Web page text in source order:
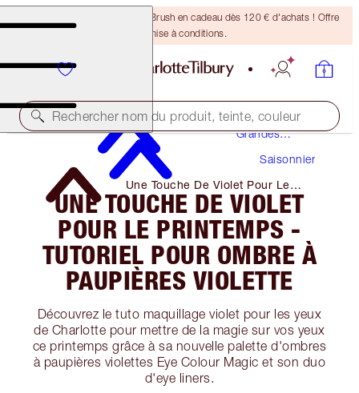
Recevez un pinceau Bronzing Brush en cadeau dès 120 € d'achats ! Offre
soumise à conditions.
Rechercher nom du produit, teinte, couleur
Grandes
Saisonnier
Une Touche De Violet Pour Le
Printemps - Tutoriel Pour Ombre à
Paupières Violette
UNE TOUCHE DE VIOLET
POUR LE PRINTEMPS -
TUTORIEL POUR OMBRE À
PAUPIÈRES VIOLETTE
Découvrez le tuto maquillage violet pour les yeux
de Charlotte pour mettre de la magie sur vos yeux
ce printemps grâce à sa nouvelle palette d'ombres
à paupières violettes Eye Colour Magic et son duo
d'eye liners.